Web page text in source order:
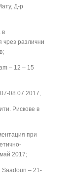
Д-р
в
чрез различни
– 12 – 15
08.07.2017;
Рискове в
при
2017;
Saadoun – 21-